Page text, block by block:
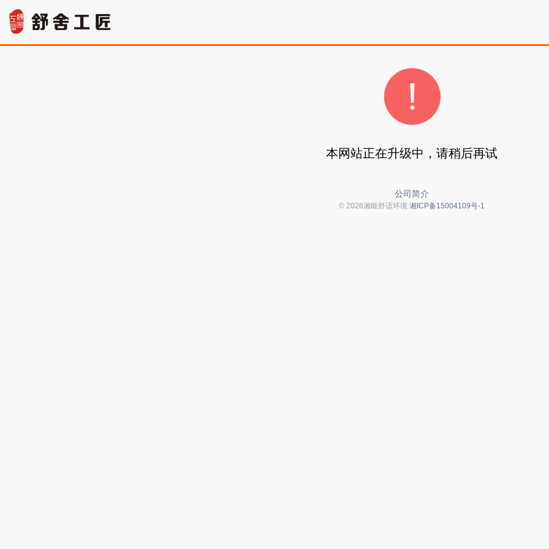
本网站正在升级中，请稍后再试
公司简介
© 2026湘能舒适环境 湘ICP备15004109号-1